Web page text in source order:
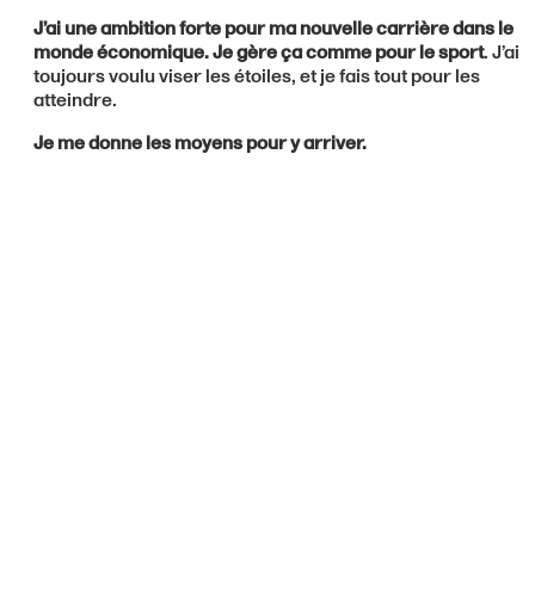
J’ai une ambition forte pour ma nouvelle carrière dans le
monde économique. Je gère ça comme pour le sport. J’ai
toujours voulu viser les étoiles, et je fais tout pour les
atteindre.
Je me donne les moyens pour y arriver.